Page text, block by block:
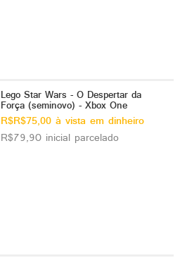
Lego Star Wars - O Despertar da
Força (seminovo) - Xbox One
R$R$75,00 à vista em dinheiro
R$79,90 inicial parcelado